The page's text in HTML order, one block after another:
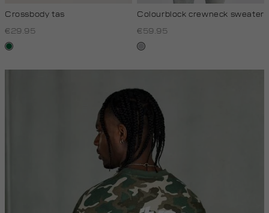
Crossbody tas
€29.95
donkergroen
Colourblock crewneck sweater
€59.95
lichtgrijs